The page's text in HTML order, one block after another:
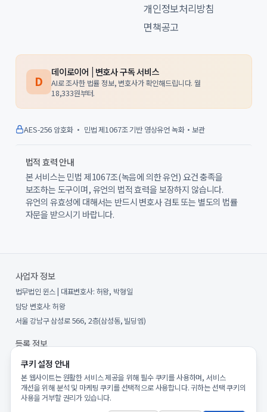
개인정보처리방침
면책공고
D
데이로이어 | 변호사 구독 서비스
AI로 조사한 법률 정보, 변호사가 확인해드립니다. 월
18,333원부터.
AES-256 암호화 · 민법 제1067조 기반 영상유언 녹화·보관
법적 효력 안내
본 서비스는 민법 제1067조(녹음에 의한 유언) 요건 충족을
보조하는 도구이며, 유언의 법적 효력을 보장하지 않습니다.
유언의 유효성에 대해서는 반드시 변호사 검토 또는 별도의 법률
자문을 받으시기 바랍니다.
사업자 정보
법무법인 윈스| 대표변호사: 허왕, 박형일
담당 변호사:허왕
서울 강남구 삼성로 566, 2층(삼성동, 빌딩엠)
등록 정보
사업자등록번호:557-86-00970
통신판매업 신고번호:제2025-서울강남-00127호
개인정보보호책임자:허왕(privacy@willsave.co.kr)
호스팅:Amazon Web Services (AWS)
쿠키 설정 안내
본 웹사이트는 원활한 서비스 제공을 위해 필수 쿠키를 사용하며, 서비스
개선을 위해 분석 및 마케팅 쿠키를 선택적으로 사용합니다. 귀하는 선택 쿠키의
사용을 거부할 권리가 있습니다.